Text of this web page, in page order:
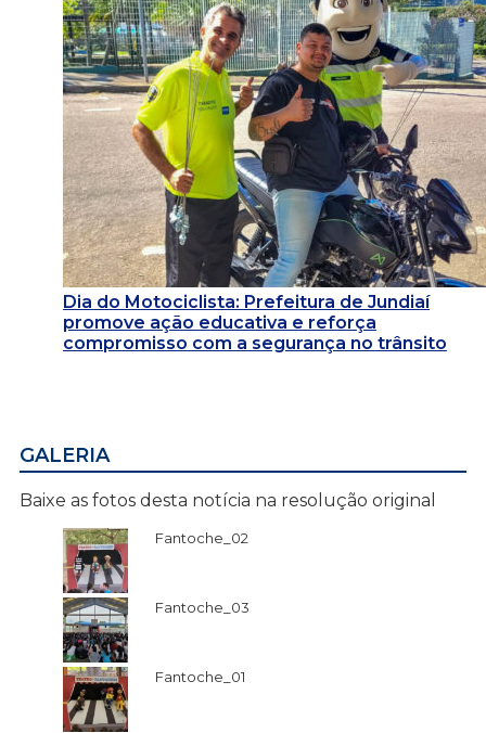
Dia do Motociclista: Prefeitura de Jundiaí
promove ação educativa e reforça
compromisso com a segurança no trânsito
GALERIA
Baixe as fotos desta notícia na resolução original
Fantoche_02
Fantoche_03
Fantoche_01